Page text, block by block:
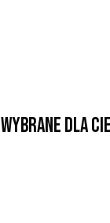
Wybrane dla